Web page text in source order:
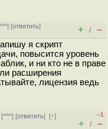
] [ответить]
+ / –
я скрипт
повысится уровень
и ни кто не в праве
расширения
лицензия ведь
[^^^] [ответить][↑]
–1
+ / –